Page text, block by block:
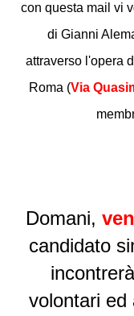
con questa mail vi
di Gianni
attraverso l'opera
Roma (Via
Domani,
candidato
volontari ed